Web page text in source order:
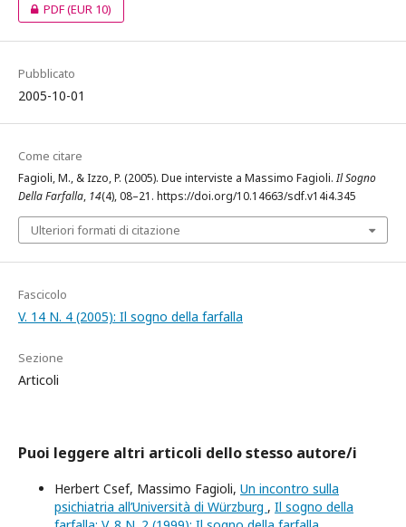
PDF(EUR 10)
Pubblicato
2005-10-01
Come citare
Fagioli, M., & Izzo, P. (2005). Due interviste a Massimo Fagioli.Il Sogno
Della Farfalla, 14(4), 08–21. https://doi.org/10.14663/sdf.v14i4.345
Ulteriori formati di citazione
Fascicolo
V. 14 N. 4 (2005): Il sogno della farfalla
Sezione
Articoli
Puoi leggere altri articoli dello stesso autore/i
Herbert Csef, Massimo Fagioli, Un incontro sulla
psichiatria all’Università di Würzburg , Il sogno della